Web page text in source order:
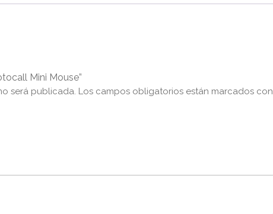
Mini Mouse”
será publicada. Los campos obligatorios están marcados con